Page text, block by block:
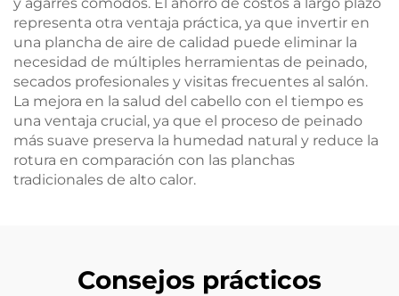
representa otra ventaja práctica, ya que invertir en
una plancha de aire de calidad puede eliminar la
necesidad de múltiples herramientas de peinado,
secados profesionales y visitas frecuentes al salón.
La mejora en la salud del cabello con el tiempo es
una ventaja crucial, ya que el proceso de peinado
más suave preserva la humedad natural y reduce la
rotura en comparación con las planchas
tradicionales de alto calor.
Consejos prácticos